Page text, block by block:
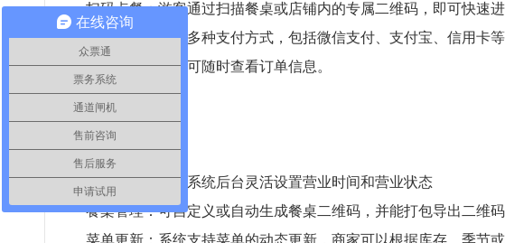
扫码点餐：游客通过扫描餐桌或店铺内的专属二维码，即可快速
在线支付：支持多种支付方式，包括微信支付、支付宝、信用卡
订单跟踪：游客可随时查看订单信息。
商家
商店设置：通过系统后台灵活设置营业时间和营业状态
餐桌管理：可自定义或自动生成餐桌二维码，并能打包导出二维
菜单更新：系统支持菜单的动态更新，商家可以根据库存、季节
在线咨询
众票通
票务系统
通道闸机
售前咨询
售后服务
申请试用